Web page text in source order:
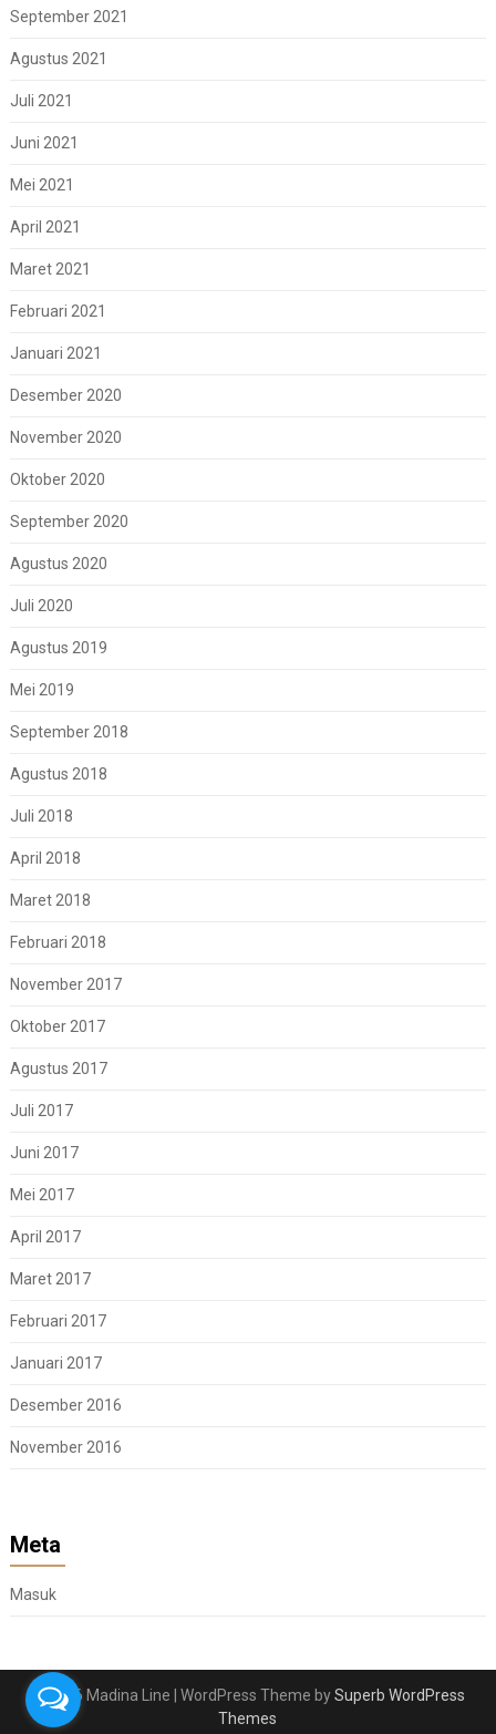
September 2021
Agustus 2021
Juli 2021
Juni 2021
Mei 2021
April 2021
Maret 2021
Februari 2021
Januari 2021
Desember 2020
November 2020
Oktober 2020
September 2020
Agustus 2020
Juli 2020
Agustus 2019
Mei 2019
September 2018
Agustus 2018
Juli 2018
April 2018
Maret 2018
Februari 2018
November 2017
Oktober 2017
Agustus 2017
Juli 2017
Juni 2017
Mei 2017
April 2017
Maret 2017
Februari 2017
Januari 2017
Desember 2016
November 2016
Meta
Masuk
© 2026 Madina Line | WordPress Theme bySuperb WordPress
Themes